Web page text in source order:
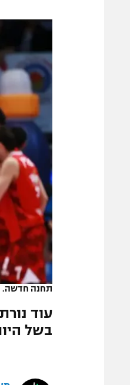
תקנון משתתפים
תקנון עבור
תקנון עבור פעילות
גיימינג E-Sports
תנאי שימוש
מדיניות
תקנון פעילות
רשיון להקרנה
הצטרפות לחבילת
לוח דרושים –
תגיות
תחנה חדשה.
עוד
בשל